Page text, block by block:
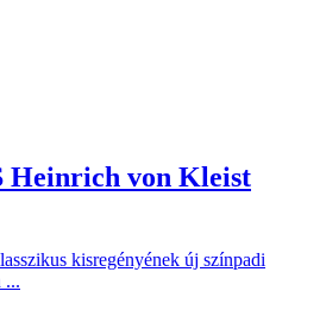
von Kleist
kisregényének új színpadi
...